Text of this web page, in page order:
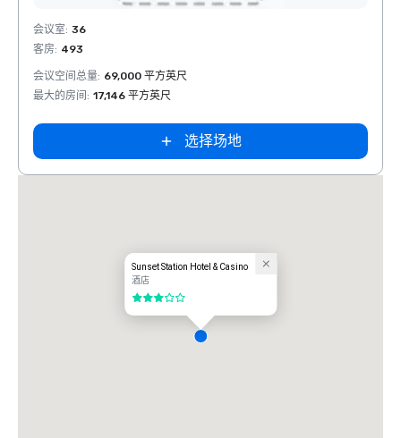
Removed from favorites
会议室: 36
客房: 493
会议空间总量: 69,000 平方英尺
最大的房间 : 17,146 平方英尺
选择场地
Sunset Station Hotel & Casino
酒店
3/5